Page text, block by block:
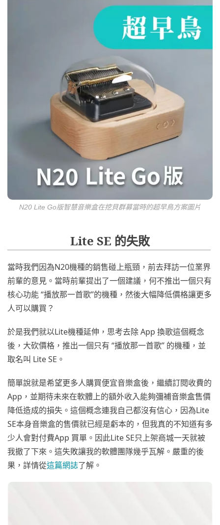
N20 Lite Go版智慧音樂盒在挖貝群募當時的超早鳥方案圖片
Lite SE 的失敗
當時我們因為N20機種的銷售碰上瓶頸，前去拜訪一位業界
前輩的意見。當時前輩提出了一個建議，何不推出一個只有
核心功能 “播放那一首歌”的機種，然後大幅降低價格讓更多
人可以購買？
於是我們就以Lite機種延伸，思考去除 App 換歌這個概念
後，大砍價格，推出一個只有 “播放那一首歌” 的機種，並
取名叫 Lite SE。
簡單說就是希望更多人購買便宜音樂盒後，繼續訂閱收費的
App，並期待未來在軟體上的額外收入能夠彌補音樂盒售價
降低造成的損失。這個概念連我自己都沒有信心，因為Lite
SE本身音樂盒的售價就已經是虧本的，但我真的不知道有多
少人會對付費App 買單。因此Lite SE只上架商城一天就被
我撤了下來。這失敗讓我的軟體團隊幾乎瓦解。嚴重的後
果，詳情從這篇網誌了解。